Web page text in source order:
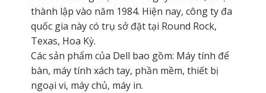
thành lập vào năm 1984. Hiện nay, công ty đa
quốc gia này có trụ sở đặt tại Round Rock,
Texas, Hoa Kỳ.
Các sản phẩm của Dell bao gồm: Máy tính để
bàn, máy tính xách tay, phần mềm, thiết bị
ngoại vi, máy chủ, máy in.